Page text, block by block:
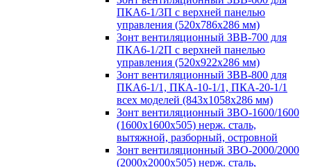
ПКА6-1/3П с верхней панелью
управления (520х786х286 мм)
Зонт вентиляционный ЗВВ-700 для
ПКА6-1/2П с верхней панелью
управления (520х922х286 мм)
Зонт вентиляционный ЗВВ-800 для
ПКА6-1/1, ПКА-10-1/1, ПКА-20-1/1
всех моделей (843х1058х286 мм)
Зонт вентиляционный ЗВО-1600/1600
(1600х1600х505) нерж. сталь,
вытяжной, разборный, островной
Зонт вентиляционный ЗВО-2000/2000
(2000х2000х505) нерж. сталь,